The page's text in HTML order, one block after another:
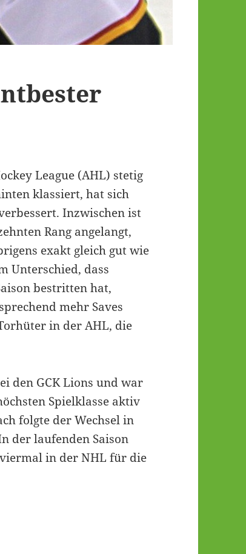
League (AHL) stetig
klassiert, hat sich
Inzwischen ist
Rang angelangt,
exakt gleich gut wie
Unterschied, dass
bestritten hat,
mehr Saves
in der AHL, die
den GCK Lions und war
Spielklasse aktiv
folgte der Wechsel in
der laufenden Saison
viermal in der NHL für die